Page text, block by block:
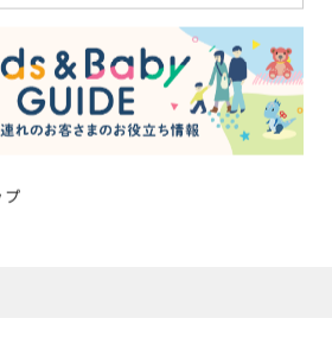
プ